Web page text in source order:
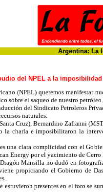
Argentina: La
del NPEL a la
(NPEL) queremos manifestar
sobre el saqueo de nuestro petróleo.
del Sindicato Petroleros
naturales.
Cruz), Bernardino Zafranni
charla e imposibilitaron la
una clara complicidad con el
Energy por el yacimiento de Cerro
Mansilla no dudó en
propiciando el Gobierno de
estuvieron presentes en el foro